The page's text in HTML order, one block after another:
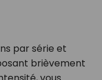
par série et
brièvement